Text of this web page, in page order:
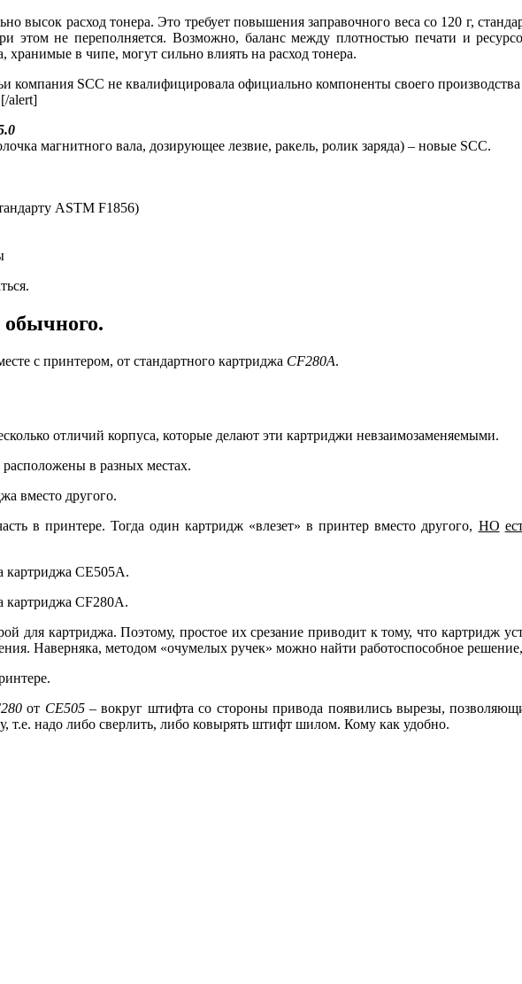
высок расход тонера. Это требует повышения заправочного веса со 120 г,
этом не переполняется. Возможно, баланс между плотностью печати и
хранимые в чипе, могут сильно влиять на расход тонера.
компания SCC не квалифицировала официально компоненты своего
alert]
магнитного вала, дозирующее лезвие, ракель, ролик заряда) – новые SCC.
ASTM F1856)
обычного.
с принтером, от стандартного картриджа CF280A.
отличий корпуса, которые делают эти картриджи невзаимозаменяемыми.
в разных местах.
вместо другого.
в принтере. Тогда один картридж «влезет» в принтер вместо другого, НО
картриджа CE505A.
картриджа CF280A.
для картриджа. Поэтому, простое их срезание приводит к тому, что картридж
Наверняка, методом «очумелых ручек» можно найти работоспособное
от CE505– вокруг штифта со стороны привода появились вырезы,
надо либо сверлить, либо ковырять штифт шилом. Кому как удобно.